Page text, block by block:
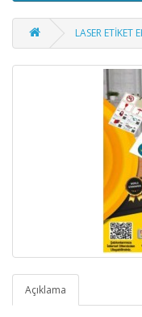
LASER ETİKET
Açıklama